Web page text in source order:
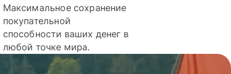
Максимальное сохранение
покупательной
способности ваших денег в
любой точке мира.